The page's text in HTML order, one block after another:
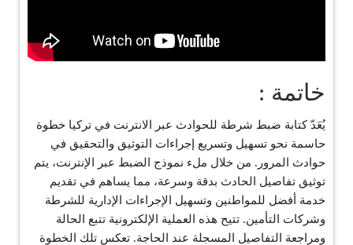
خاتمة :
يُعَدّ كتابة ضبط شرطة للحوادث عبر الانترنت في تركيا خطوة
حاسمة نحو تسهيل وتسريع إجراءات التوثيق والتحقيق في
حوادث المرور. من خلال ملء نموذج الضبط عبر الإنترنت، يتم
توثيق تفاصيل الحادث بدقة وسرعة، مما يساهم في تقديم
خدمة أفضل للمواطنين وتسهيل الإجراءات الإدارية للشرطة
وشركات التأمين. تتيح هذه العملية الإلكترونية تتبع الحالة
ومراجعة التفاصيل المسجلة عند الحاجة. تعكس تلك الخطوة